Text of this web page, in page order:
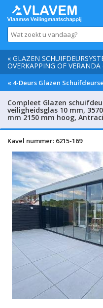
« GLAZEN
OVERKAPPING OF
« 4-Deurs Glazen
Compleet Glazen
veiligheidsglas 10 mm,
mm 2150 mm hoog,
Kavel nummer: 6215-169